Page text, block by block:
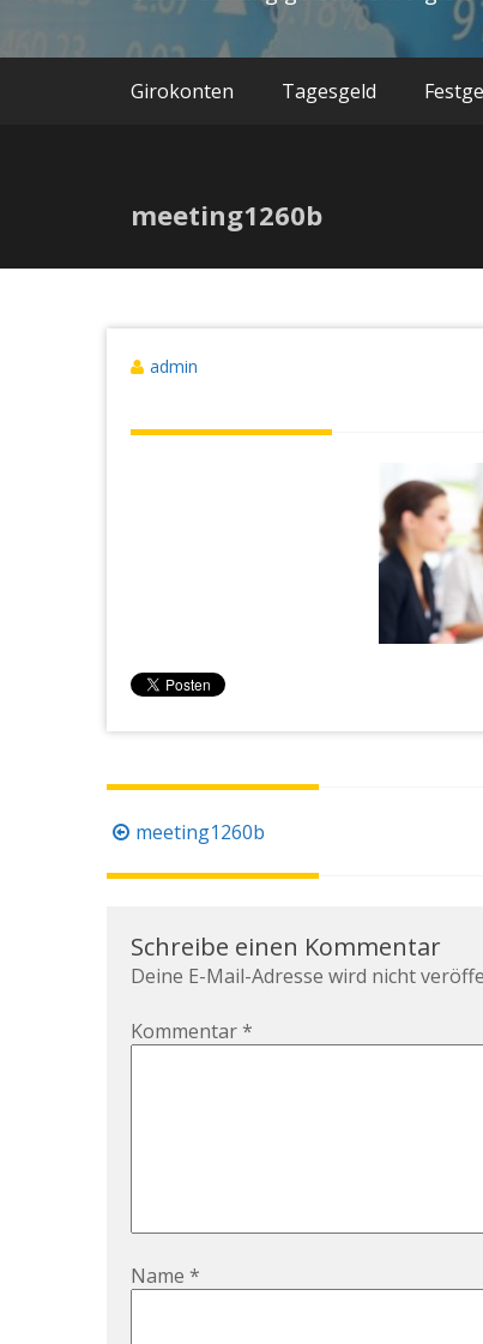
Girokonten Tagesgeld
meeting1260b
admin
Beitragsnavigation
meeting1260b
Schreibe einen Kommentar
Deine E-Mail-Adresse wird nicht
Kommentar*
Name *